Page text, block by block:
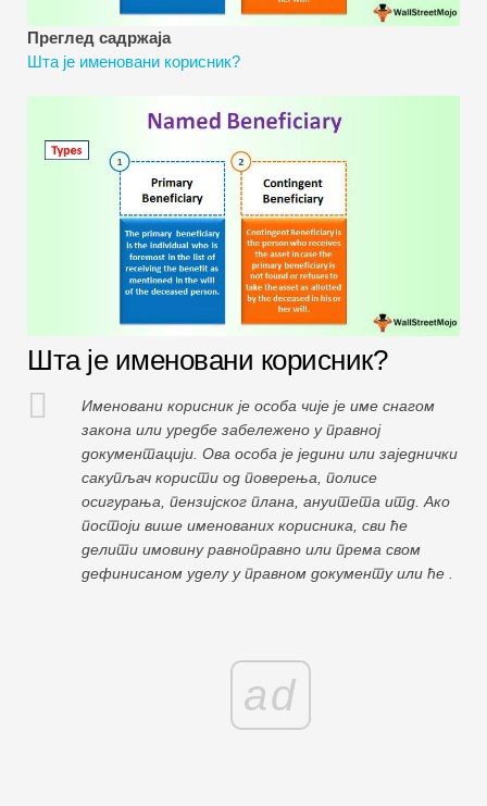
Водичи за финансијско моделирање
Пуни облик
Водичи за управљање ризиком
Преглед садржаја
Шта је именовани корисник?
Шта је именовани корисник?
Именовани корисник је особа чије је име снагом
закона или уредбе забележено у правној
документацији. Ова особа је једини или заједнички
сакупљач користи од поверења, полисе
осигурања, пензијског плана, ануитета итд. Ако
постоји више именованих корисника, сви ће
делити имовину равноправно или према свом
дефинисаном уделу у правном документу или ће .
ad